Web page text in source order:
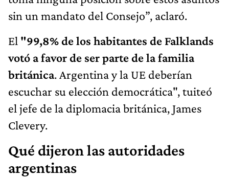
sin un mandato del Consejo”, aclaró.
El "99,8% de los habitantes de Falklands
votó a favor de ser parte de la familia
británica. Argentina y la UE deberían
escuchar su elección democrática", tuiteó
el jefe de la diplomacia británica, James
Clevery.
Qué dijeron las autoridades
argentinas